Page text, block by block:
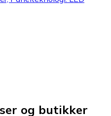
og butikker